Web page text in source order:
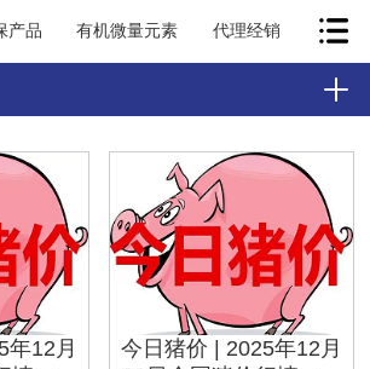
产品 有机微量元素 代理经销
年12月
今日猪价 | 2025年12月